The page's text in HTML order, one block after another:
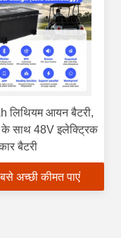
लिथियम आयन बैटरी,
साथ 48V इलेक्ट्रिक
बैटरी
अच्छी कीमत पाएं